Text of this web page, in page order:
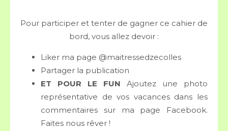
Pour participer et tenter de gagner ce cahier de
bord, vous allez devoir :
Liker ma page @maitressedzecolles
Partager la publication
ET POUR LE FUN Ajoutez une photo
représentative de vos vacances dans les
commentaires sur ma page Facebook.
Faites nous rêver !